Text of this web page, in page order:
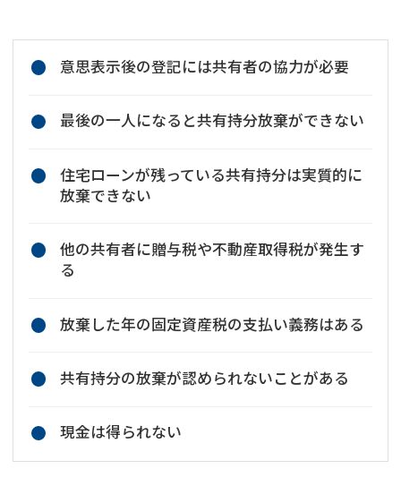
意思表示後の登記には共有者の協力が必要
最後の一人になると共有持分放棄ができない
住宅ローンが残っている共有持分は実質的に
放棄できない
他の共有者に贈与税や不動産取得税が発生す
る
放棄した年の固定資産税の支払い義務はある
共有持分の放棄が認められないことがある
現金は得られない